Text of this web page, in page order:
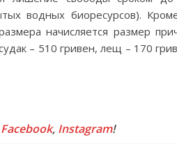
водных биоресурсов).
начисляется размер
– 510 гривен, лещ – 170
Facebook, Instagram!